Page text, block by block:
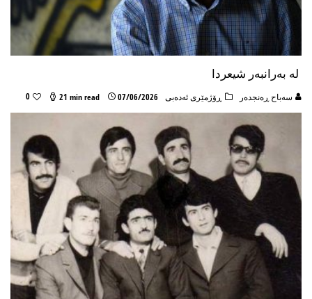
له‌ به‌رانبه‌ر شیعردا
سەباح ڕەنجدەر ڕۆژمێری ئەدەبی 07/06/2026
21 min read
0